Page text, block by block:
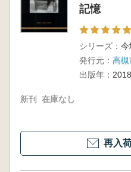
記憶
シリーズ： 今
発行元： 高槻
出版年：
新刊 在庫なし
再入